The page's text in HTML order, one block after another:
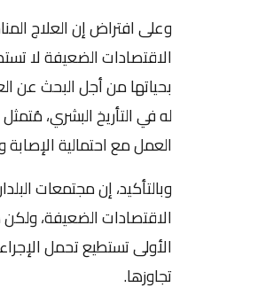
وعلى افتراض إن العلاج
الاقتصادات الضعيفة لا
بحياتها من أجل البحث عن
له في التأريخ البشري،
العمل مع احتمالية
وبالتأكيد، إن مجتمعات
الاقتصادات الضعيفة،
الأولى تستطيع تحمل
تجاوزها.